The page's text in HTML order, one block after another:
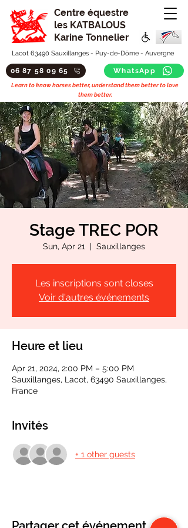
Centre équestre
les KATBALOUS
Karine Tonnelier
Lacot 63490 Sauxillanges - Puy-de-Dôme - Auvergne
06 87 58 09 65 WhatsApp
Learn to know horses better, understand them better to love
them better.
Stage TREC POR
Sun, Apr 21
  |
Sauxillanges
Les inscriptions sont closes
Voir d'autres événements
Heure et lieu
Apr 21, 2024, 2:00 PM – 5:00 PM
Sauxillanges, Lacot, 63490 Sauxillanges,
France
Invités
+ 1 other guests